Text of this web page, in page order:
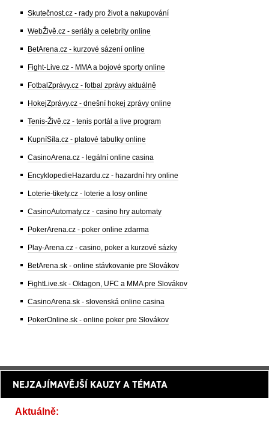
Skutečnost.cz - rady pro život a nakupování
WebŽivě.cz - seriály a celebrity online
BetArena.cz - kurzové sázení online
Fight-Live.cz - MMA a bojové sporty online
FotbalZprávy.cz - fotbal zprávy aktuálně
HokejZprávy.cz - dnešní hokej zprávy online
Tenis-Živě.cz - tenis portál a live program
KupníSíla.cz - platové tabulky online
CasinoArena.cz - legální online casina
EncyklopedieHazardu.cz - hazardní hry online
Loterie-tikety.cz - loterie a losy online
CasinoAutomaty.cz - casino hry automaty
PokerArena.cz - poker online zdarma
Play-Arena.cz - casino, poker a kurzové sázky
BetArena.sk - online stávkovanie pre Slovákov
FightLive.sk - Oktagon, UFC a MMA pre Slovákov
CasinoArena.sk - slovenská online casina
PokerOnline.sk - online poker pre Slovákov
NEJZAJÍMAVĚJŠÍ KAUZY A TÉMATA
Aktuálně: